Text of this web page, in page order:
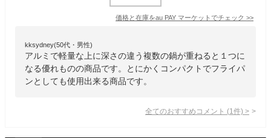
価格と在庫をau PAY マーケット でチェック >>
kksydney(50代・男性)
アルミで軽量な上に深さの違う複数の鍋が重ねると１つに
なる優れものの商品です。とにかくコンパクトでフライパ
ンとしても使用出来る商品です。
全てのおすすめコメント (1 件) >